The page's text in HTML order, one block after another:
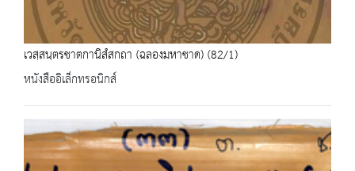
เวสฺสนฺตรชาตกานิสํสกถา (ฉลองมหาชาด) (82/1)
หนังสืออิเล็กทรอนิกส์